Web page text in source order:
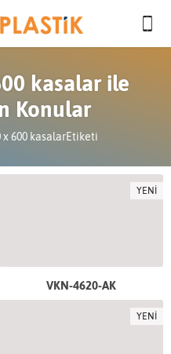
kasalar ile
Konular
x 600 kasalarEtiketi
YENİ
VKN-4620-AK
YENİ